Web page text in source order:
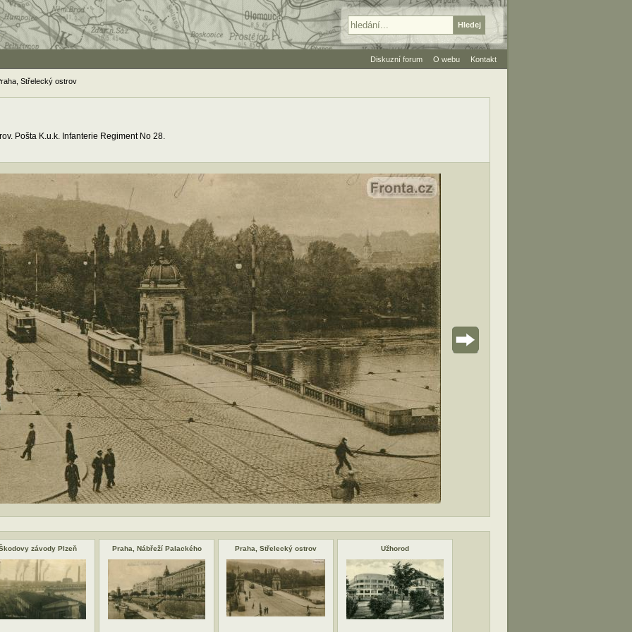
Pošta K.u.k. Infanterie Regiment No 28.
závody Plzeň Praha, Nábřeží Palackého Praha, Střelecký ostrov Užhorod
Střelecký ostrov
Diskuzní forum O webu Kontakt